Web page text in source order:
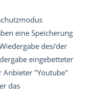
eine Speicherung
des/der
eingebetteter
Anbieter "Youtube"
das